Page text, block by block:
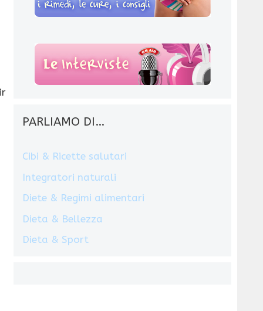
PARLIAMO DI…
Cibi & Ricette salutari
Integratori naturali
Diete & Regimi alimentari
Dieta & Bellezza
Dieta & Sport